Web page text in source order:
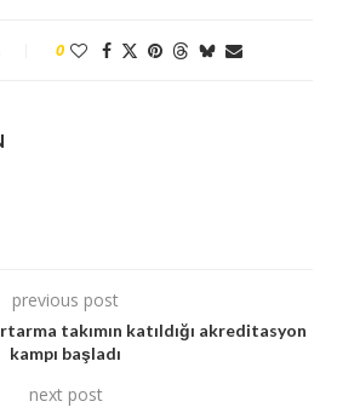
0
previous post
takımın katıldığı akreditasyon
kampı başladı
next post